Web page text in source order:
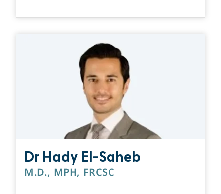
Dr Hady El-Saheb
M.D., MPH, FRCSC